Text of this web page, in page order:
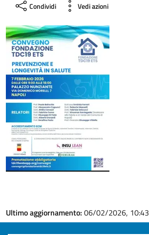
Condividi Vedi azioni
Ultimo aggiornamento: 06/02/2026, 10:43